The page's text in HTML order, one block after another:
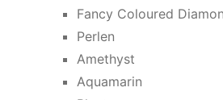
Fancy Coloured
Perlen
Amethyst
Aquamarin